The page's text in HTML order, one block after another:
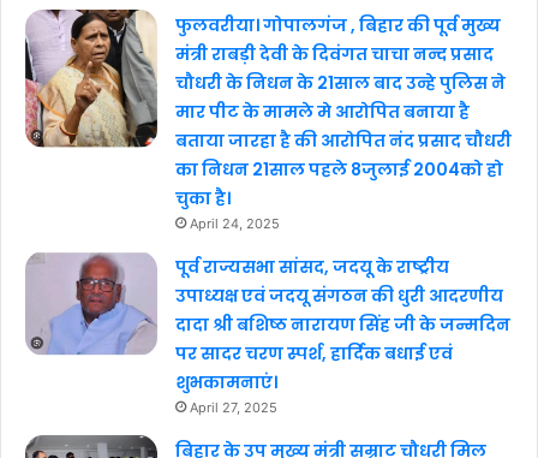
फुलवरीया। गोपालगंज , बिहार की पूर्व मुख्य
मंत्री राबड़ी देवी के दिवंगत चाचा नन्द प्रसाद
चौधरी के निधन के 21साल बाद उन्हे पुलिस ने
मार पीट के मामले मे आरोपित बनाया है
बताया जारहा है की आरोपित नंद प्रसाद चौधरी
का निधन 21साल पहले 8जुलाई 2004को हो
चुका है।
April 24, 2025
पूर्व राज्यसभा सांसद, जदयू के राष्ट्रीय
उपाध्यक्ष एवं जदयू संगठन की धुरी आदरणीय
दादा श्री बशिष्ठ नारायण सिंह जी के जन्मदिन
पर सादर चरण स्पर्श, हार्दिक बधाई एवं
शुभकामनाएं।
April 27, 2025
बिहार के उप मुख्य मंत्री सम्राट चौधरी मिल